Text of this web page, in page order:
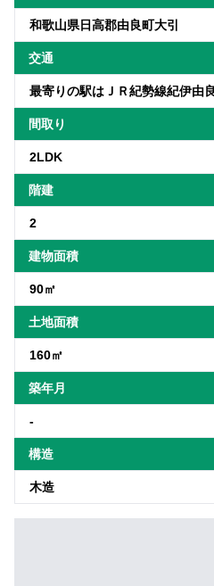
和歌山県日高郡由良町大引
交通
最寄りの駅はＪＲ紀勢線紀伊由
間取り
2LDK
階建
2
建物面積
90㎡
土地面積
160㎡
築年月
-
構造
木造